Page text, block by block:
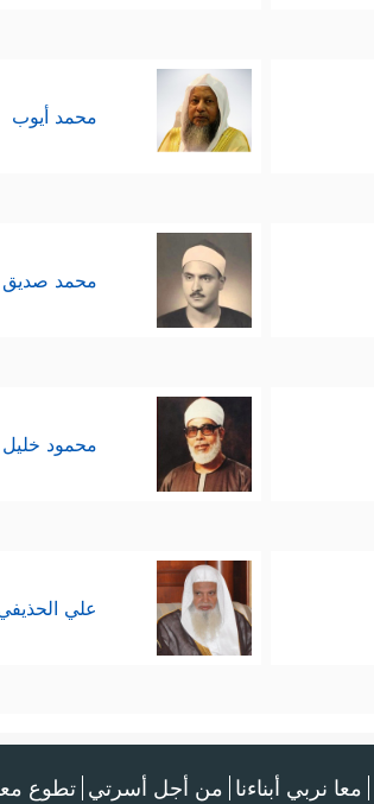
محمد أيوب
محمد صديق
محمود
علي
معا نربي أبناءنا من أجل أسرتي تطوع